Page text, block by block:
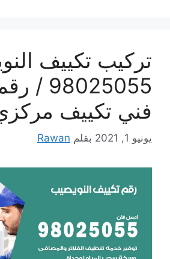
تركيب تكييف
فني تكييف
يونيو 1, 2021 بقلم Rawan